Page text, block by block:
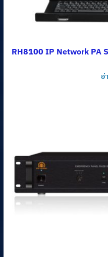
RH8100 IP Network PA
อ่